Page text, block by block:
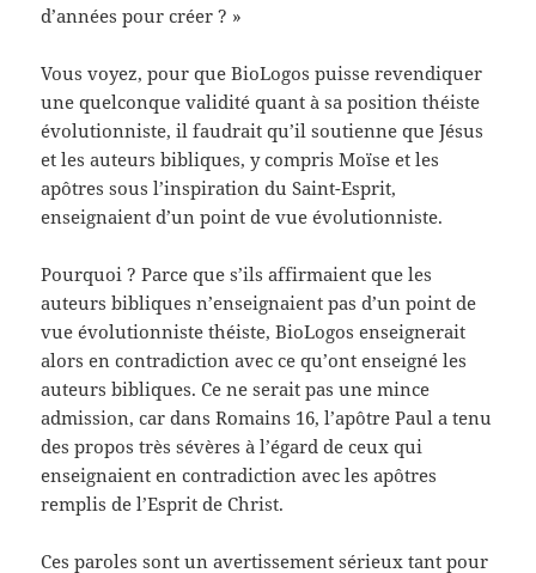
d’années pour créer ? »
Vous voyez, pour que BioLogos puisse revendiquer
une quelconque validité quant à sa position théiste
évolutionniste, il faudrait qu’il soutienne que Jésus
et les auteurs bibliques, y compris Moïse et les
apôtres sous l’inspiration du Saint-Esprit,
enseignaient d’un point de vue évolutionniste.
Pourquoi ? Parce que s’ils affirmaient que les
auteurs bibliques n’enseignaient pas d’un point de
vue évolutionniste théiste, BioLogos enseignerait
alors en contradiction avec ce qu’ont enseigné les
auteurs bibliques. Ce ne serait pas une mince
admission, car dans Romains 16, l’apôtre Paul a tenu
des propos très sévères à l’égard de ceux qui
enseignaient en contradiction avec les apôtres
remplis de l’Esprit de Christ.
Ces paroles sont un avertissement sérieux tant pour